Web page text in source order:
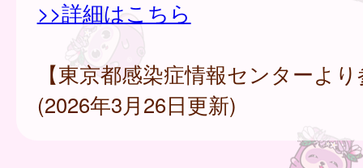
>>詳細はこちら
【東京都感染症情報センターよ
(2026年3月26日更新)